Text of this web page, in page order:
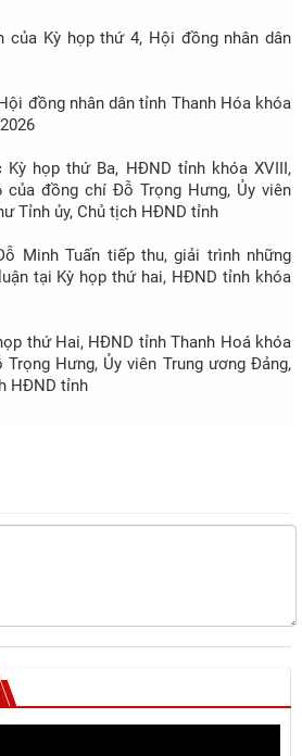
của Kỳ họp thứ 4, Hội đồng nhân dân
đồng nhân dân tỉnh Thanh Hóa khóa
Kỳ họp thứ Ba, HĐND tỉnh khóa XVIII,
của đồng chí Đỗ Trọng Hưng, Ủy viên
Tỉnh ủy, Chủ tịch HĐND tỉnh
Minh Tuấn tiếp thu, giải trình những
tại Kỳ họp thứ hai, HĐND tỉnh khóa
thứ Hai, HĐND tỉnh Thanh Hoá khóa
Hưng, Ủy viên Trung ương Đảng,
HĐND tỉnh